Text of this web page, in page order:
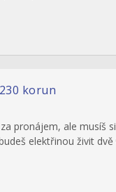
korun
pronájem, ale musíš
elektřinou živit dvě